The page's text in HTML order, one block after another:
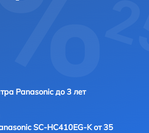
Panasonic до 3 лет
SC-HC410EG-K от 35